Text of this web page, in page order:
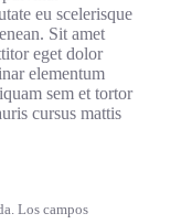
eu scelerisque
Sit amet
eget dolor
elementum
sem et tortor
cursus mattis
Los campos